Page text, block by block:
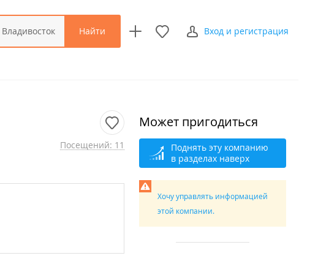
Владивосток Найти Вход и регистрация
Посещений: 11
Может пригодиться
Поднять эту компанию
в разделах наверх
Хочу управлять информацией
этой компании.